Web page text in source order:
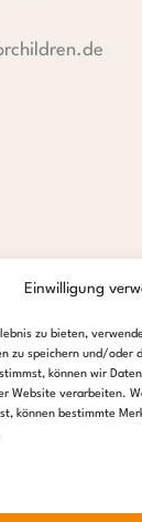
Einwilligung
zu bieten,
zu speichern und/oder
können wir
Website verarbeiten.
können bestimmte
children
027 – 88